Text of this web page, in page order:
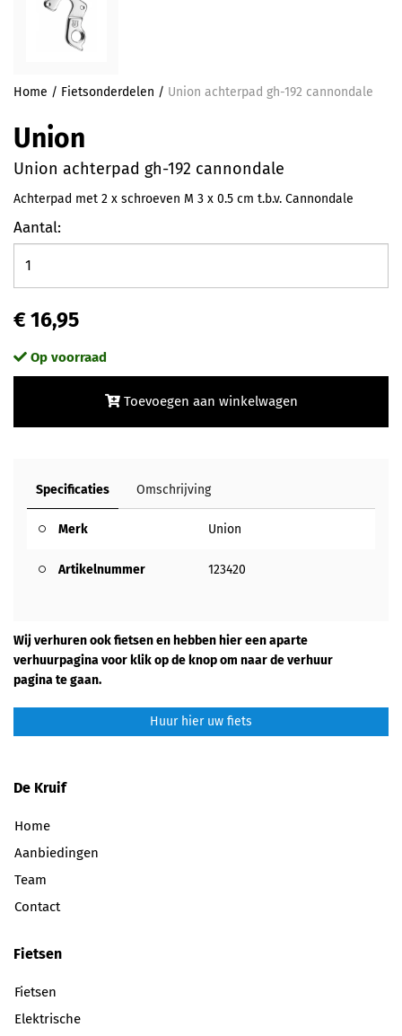
Home / Fietsonderdelen / Union achterpad gh-192 cannondale
Union
Union achterpad gh-192 cannondale
Achterpad met 2 x schroeven M 3 x 0.5 cm t.b.v. Cannondale
Aantal:
€ 16,95
Op voorraad
Toevoegen aan winkelwagen
Specificaties Omschrijving
Merk Union
Artikelnummer 123420
Wij verhuren ook fietsen en hebben hier een aparte
verhuurpagina voor klik op de knop om naar de verhuur
pagina te gaan.
Huur hier uw fiets
De Kruif
Home
Aanbiedingen
Team
Contact
Fietsen
Fietsen
Elektrische